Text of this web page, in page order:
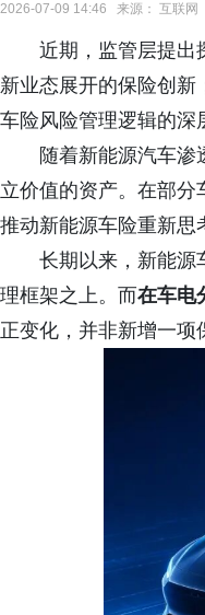
2026-07-09 14:46 来源： 互联网
近期，监管层提出
新业态展开的保险创
车险风险管理逻辑的深
随着新能源汽车
立价值的资产。在部
推动新能源车险重新思
长期以来，新能源
理框架之上。而在车电
正变化，并非新增一项